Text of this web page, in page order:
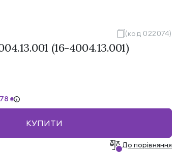
(код 022074)
(16-4004.13.001)
₴
КУПИТИ
До порівняння